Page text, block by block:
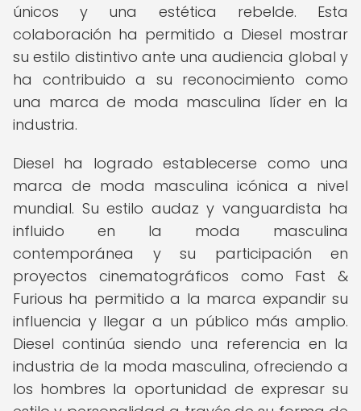
únicos y una estética rebelde. Esta
colaboración ha permitido a Diesel mostrar
su estilo distintivo ante una audiencia global y
ha contribuido a su reconocimiento como
una marca de moda masculina líder en la
industria.
Diesel ha logrado establecerse como una
marca de moda masculina icónica a nivel
mundial. Su estilo audaz y vanguardista ha
influido en la moda masculina
contemporánea y su participación en
proyectos cinematográficos como Fast &
Furious ha permitido a la marca expandir su
influencia y llegar a un público más amplio.
Diesel continúa siendo una referencia en la
industria de la moda masculina, ofreciendo a
los hombres la oportunidad de expresar su